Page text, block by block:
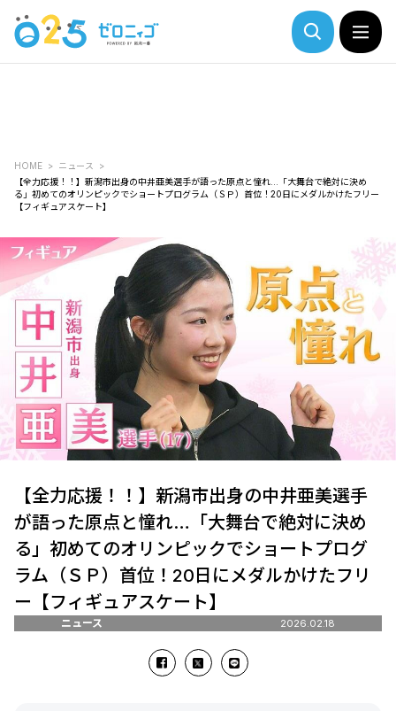
HOME
ニュース
【全力応援！！】新潟市出身の中井亜美選手が語った原点と憧れ…「大舞台で絶対に決め
る」初めてのオリンピックでショートプログラム（ＳＰ）首位！20日にメダルかけたフリー
【フィギュアスケート】
【全力応援！！】新潟市出身の中井亜美選手
が語った原点と憧れ…「大舞台で絶対に決め
る」初めてのオリンピックでショートプログ
ラム（ＳＰ）首位！20日にメダルかけたフリ
ー【フィギュアスケート】
ニュース 2026.02.18